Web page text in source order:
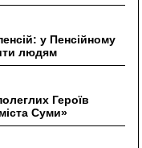
у Пенсійному
людям
Героїв
Суми»